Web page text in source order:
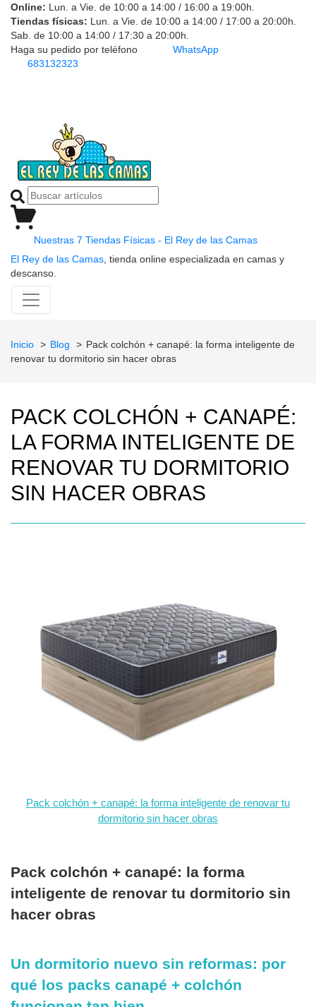
Online: Lun. a Vie. de 10:00 a 14:00 / 16:00 a 19:00h.
Tiendas físicas: Lun. a Vie. de 10:00 a 14:00 / 17:00 a 20:00h.
Sab. de 10:00 a 14:00 / 17:30 a 20:00h.
Haga su pedido por teléfono
683132323
WhatsApp
Nuestras 7 Tiendas Físicas - El Rey de las Camas
El Rey de las Camas , tienda online especializada en camas y
descanso.
Inicio Blog
Pack colchón + canapé: la forma inteligente de
renovar tu dormitorio sin hacer obras
PACK COLCHÓN + CANAPÉ:
LA FORMA INTELIGENTE DE
RENOVAR TU DORMITORIO
SIN HACER OBRAS
Pack colchón + canapé: la forma inteligente de renovar tu
dormitorio sin hacer obras
Pack colchón + canapé: la forma
inteligente de renovar tu dormitorio sin
hacer obras
Un dormitorio nuevo sin reformas: por
qué los packs canapé + colchón